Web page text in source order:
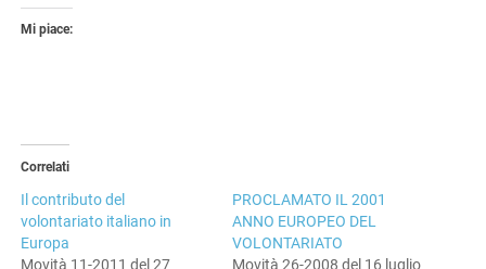
Mi piace:
Correlati
Il contributo del
volontariato italiano in
Europa
Movità 11-2011 del 27
PROCLAMATO IL 2001
ANNO EUROPEO DEL
VOLONTARIATO
Movità 26-2008 del 16 luglio